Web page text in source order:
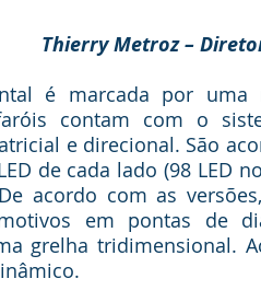
Thierry Metroz –
é marcada por uma
contam com o
e direcional. São
de cada lado (98 LED
acordo com as
em pontas de
grelha tridimensional.